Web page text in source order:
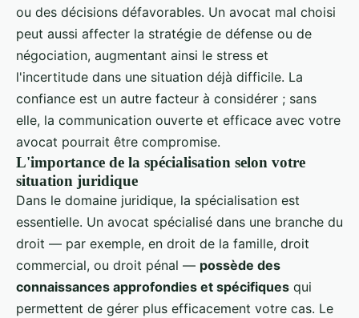
ou des décisions défavorables. Un avocat mal choisi
peut aussi affecter la stratégie de défense ou de
négociation, augmentant ainsi le stress et
l'incertitude dans une situation déjà difficile. La
confiance est un autre facteur à considérer ; sans
elle, la communication ouverte et efficace avec votre
avocat pourrait être compromise.
L'importance de la spécialisation selon votre
situation juridique
Dans le domaine juridique, la spécialisation est
essentielle. Un avocat spécialisé dans une branche du
droit — par exemple, en droit de la famille, droit
commercial, ou droit pénal — possède des
connaissances approfondies et spécifiques qui
permettent de gérer plus efficacement votre cas. Le